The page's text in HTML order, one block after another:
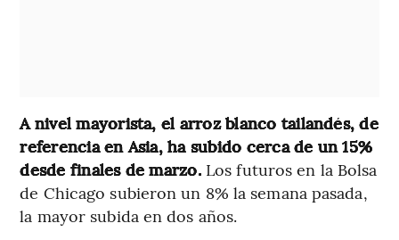
A nivel mayorista, el arroz blanco tailandés, de
referencia en Asia, ha subido cerca de un 15%
desde finales de marzo.Los futuros en la Bolsa
de Chicago subieron un 8% la semana pasada,
la mayor subida en dos años.